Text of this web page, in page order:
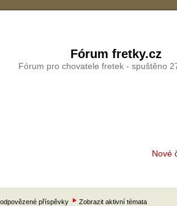
Fórum fretky.cz
Fórum pro chovatele fretek - spuštěno
Nové
příspěvky Zobrazit aktivní témata